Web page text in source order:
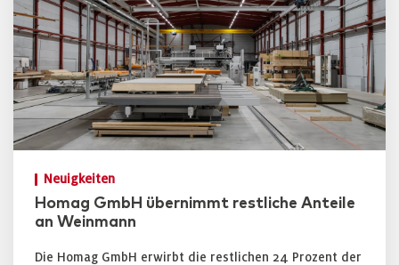
Neuigkeiten
Homag GmbH übernimmt restliche Anteile
an Weinmann
Die Homag GmbH erwirbt die restlichen 24 Prozent der